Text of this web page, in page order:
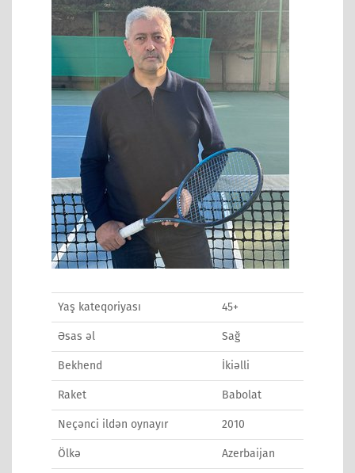
Yaş kateqoriyası 45+
Əsas əl Sağ
Bekhend İkiəlli
Raket Babolat
Neçənci ildən oynayır 2010
Ölkə Azerbaijan